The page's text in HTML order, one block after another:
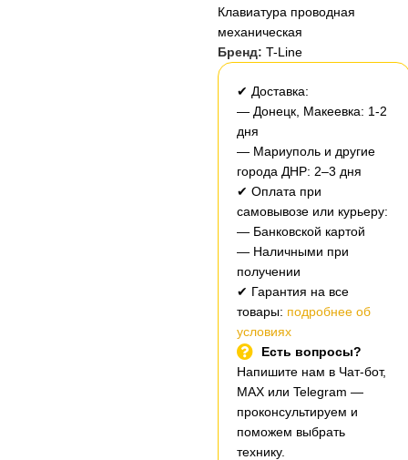
Клавиатура проводная
механическая
Бренд: T-Line
✔ Доставка:
— Донецк, Макеевка: 1-2
дня
— Мариуполь и другие
города ДНР: 2–3 дня
✔ Оплата при
самовывозе или курьеру:
— Банковской картой
— Наличными при
получении
✔ Гарантия на все
товары: подробнее об
условиях
Есть вопросы?
Напишите нам в Чат-бот,
MAX или Telegram —
проконсультируем и
поможем выбрать
технику.